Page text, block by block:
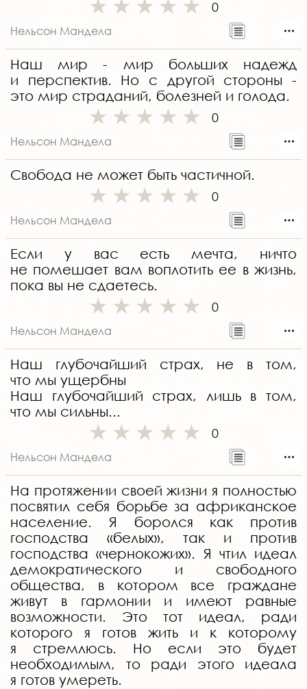
0
Нельсон Мандела
Наш мир - мир больших надежд
и перспектив. Но с другой стороны -
это мир страданий, болезней и голода.
0
Нельсон Мандела
Свобода не может быть частичной.
0
Нельсон Мандела
Если у вас есть мечта, ничто
не помешает вам воплотить ее в жизнь,
пока вы не сдаетесь.
0
Нельсон Мандела
Наш глубочайший страх, не в том,
что мы ущербны
Наш глубочайший страх, лишь в том,
что мы сильны...
0
Нельсон Мандела
На протяжении своей жизни я полностью
посвятил себя борьбе за африканское
население. Я боролся как против
господства «белых», так и против
господства «чернокожих». Я чтил идеал
демократического и свободного
общества, в котором все граждане
живут в гармонии и имеют равные
возможности. Это тот идеал, ради
которого я готов жить и к которому
я стремлюсь. Но если это будет
необходимым, то ради этого идеала
я готов умереть.